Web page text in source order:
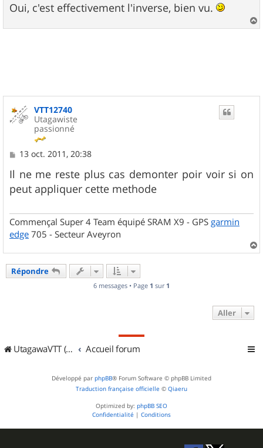
Oui, c'est effectivement l'inverse, bien vu.
a
VTT12740
Utagawiste
passionné
M
s
s
a
13 oct. 2011, 20:38
Il ne me reste plus cas demonter poir voir si on
peut appliquer cette methode
Commençal Super 4 Team équipé SRAM X9 - GPS garmin
edge 705 - Secteur Aveyron
a
Répondre
6 messages • Page 1 sur 1
Aller
UtagawaVTT (Randos VTT et VTTAE avec traces GPS) Accueil forum
Développé par phpBB® Forum Software © phpBB Limited
Traduction française officielle © Qiaeru
Optimized by: phpBB SEO
Confidentialité | Conditions